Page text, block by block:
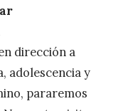
dirección a
adolescencia y
pararemos